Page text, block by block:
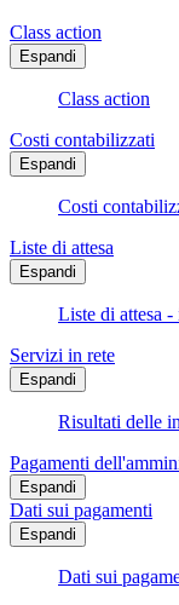
Class action
Espandi
Class action
Costi contabilizzati
Espandi
Costi
Liste di attesa
Espandi
Liste di attesa
Servizi in rete
Espandi
Risultati delle
Pagamenti
Espandi
Dati sui pagamenti
Espandi
Dati sui